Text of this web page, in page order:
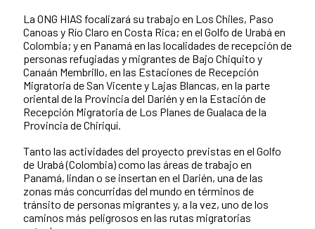
La ONG HIAS focalizará su trabajo en Los Chiles, Paso
Canoas y Río Claro en Costa Rica; en el Golfo de Urabá en
Colombia; y en Panamá en las localidades de recepción de
personas refugiadas y migrantes de Bajo Chiquito y
Canaán Membrillo, en las Estaciones de Recepción
Migratoria de San Vicente y Lajas Blancas, en la parte
oriental de la Provincia del Darién y en la Estación de
Recepción Migratoria de Los Planes de Gualaca de la
Provincia de Chiriquí.
Tanto las actividades del proyecto previstas en el Golfo
de Urabá (Colombia) como las áreas de trabajo en
Panamá, lindan o se insertan en el Darién, una de las
zonas más concurridas del mundo en términos de
tránsito de personas migrantes y, a la vez, uno de los
caminos más peligrosos en las rutas migratorias